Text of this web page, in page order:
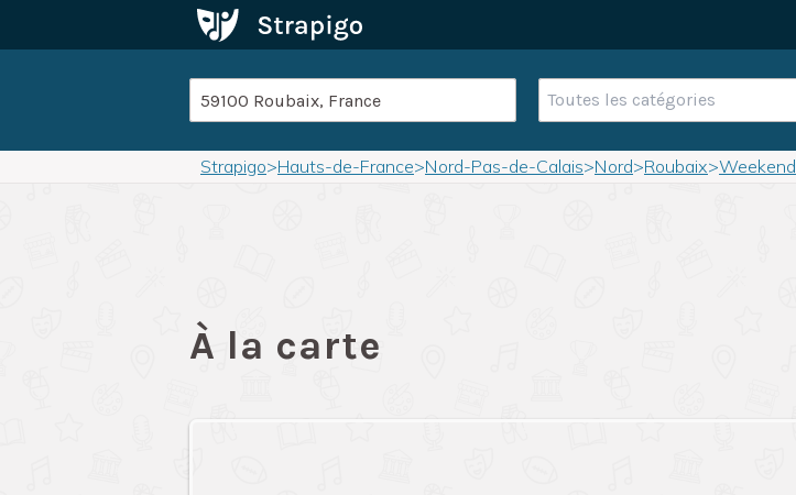
Toutes les catégories
Strapigo>Hauts-de-France>Nord-Pas-de-Calais>Nord>Roubaix>Weekend
À la carte